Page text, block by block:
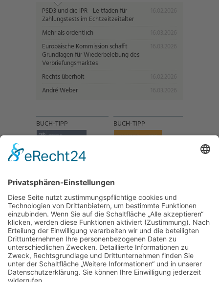
PSD3 und die IPR - Leitfaden für
Zahlungstests im Echtzeitzeitalter
Mehr als ordentlich
Europäische Kommission schafft
Grundlagen für Wiederbelebung des
Verbriefungsmarktes
Rechts überholt
André Weber
BUCH-TIPP BUCH-TIPP